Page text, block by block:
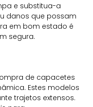
e substitua-a
danos que possam
em bom estado é
segura.
de capacetes
Estes modelos
trajetos extensos.